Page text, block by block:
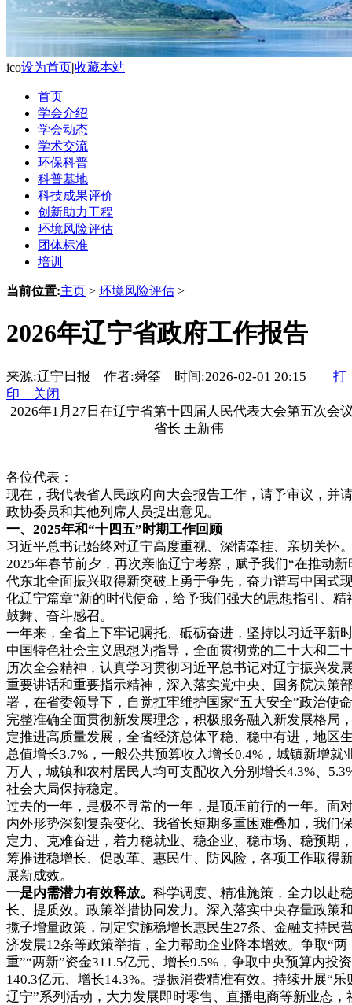
ico设为首页|收藏本站
首页
学会介绍
学会动态
学术交流
环保科普
科普基地
科技成果评价
创新助力工程
环境风险评估
团体标准
培训
当前位置:主页 > 环境风险评估 >
2026年辽宁省政府工作报告
来源:辽宁日报 作者:舜筌 时间:2026-02-01 20:15
打
印 关闭
2026年1月27日在辽宁省第十四届人民代表大会第五次会
省长 王新伟
各位代表：
现在，我代表省人民政府向大会报告工作，请予审议，并
政协委员和其他列席人员提出意见。
一、2025年和“十四五”时期工作回顾
习近平总书记始终对辽宁高度重视、深情牵挂、亲切关怀
2025年春节前夕，再次亲临辽宁考察，赋予我们“在推动新
代东北全面振兴取得新突破上勇于争先，奋力谱写中国式
化辽宁篇章”新的时代使命，给予我们强大的思想指引、精
鼓舞、奋斗感召。
一年来，全省上下牢记嘱托、砥砺奋进，坚持以习近平新
中国特色社会主义思想为指导，全面贯彻党的二十大和二
历次全会精神，认真学习贯彻习近平总书记对辽宁振兴发
重要讲话和重要指示精神，深入落实党中央、国务院决策
署，在省委领导下，自觉扛牢维护国家“五大安全”政治使
完整准确全面贯彻新发展理念，积极服务融入新发展格局
定推进高质量发展，全省经济总体平稳、稳中有进，地区
总值增长3.7%，一般公共预算收入增长0.4%，城镇新增就
万人，城镇和农村居民人均可支配收入分别增长4.3%、
社会大局保持稳定。
过去的一年，是极不寻常的一年，是顶压前行的一年。面
内外形势深刻复杂变化、我省长短期多重困难叠加，我们
定力、克难奋进，着力稳就业、稳企业、稳市场、稳预期
筹推进稳增长、促改革、惠民生、防风险，各项工作取得
展新成效。
一是内需潜力有效释放。 科学调度、精准施策，全力以赴
长、提质效。政策举措协同发力。深入落实中央存量政策
揽子增量政策，制定实施稳增长惠民生27条、金融支持民
济发展12条等政策举措，全力帮助企业降本增效。争取“两
重”“两新”资金311.5亿元、增长9.5%，争取中央预算内投资
140.3亿元、增长14.3%。提振消费精准有效。持续开展“乐
辽宁”系列活动，大力发展即时零售、直播电商等新业态，